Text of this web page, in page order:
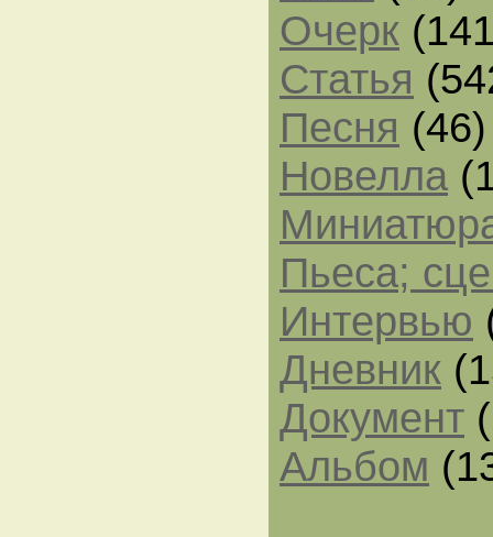
Очерк
Статья
Песня (46)
Новелла
Пьеса;
Интервью
Дневник
Документ
Альбом